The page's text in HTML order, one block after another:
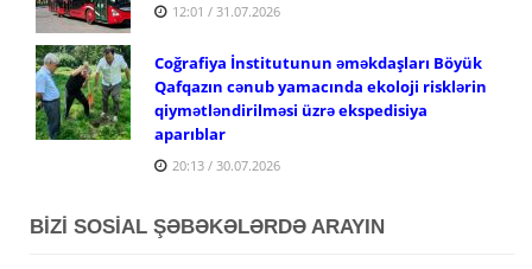
12:01 / 31.07.2026
Coğrafiya İnstitutunun əməkdaşları Böyük
Qafqazın cənub yamacında ekoloji risklərin
qiymətləndirilməsi üzrə ekspedisiya
aparıblar
20:13 / 30.07.2026
BİZİ SOSİAL ŞƏBƏKƏLƏRDƏ ARAYIN